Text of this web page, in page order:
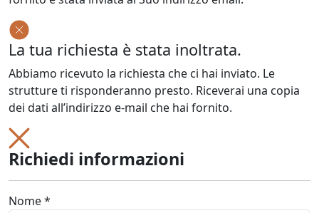
La tua richiesta è stata inoltrata.
Abbiamo ricevuto la richiesta che ci hai inviato. Le
strutture ti risponderanno presto. Riceverai una copia
dei dati all’indirizzo e-mail che hai fornito.
Richiedi informazioni
Nome *